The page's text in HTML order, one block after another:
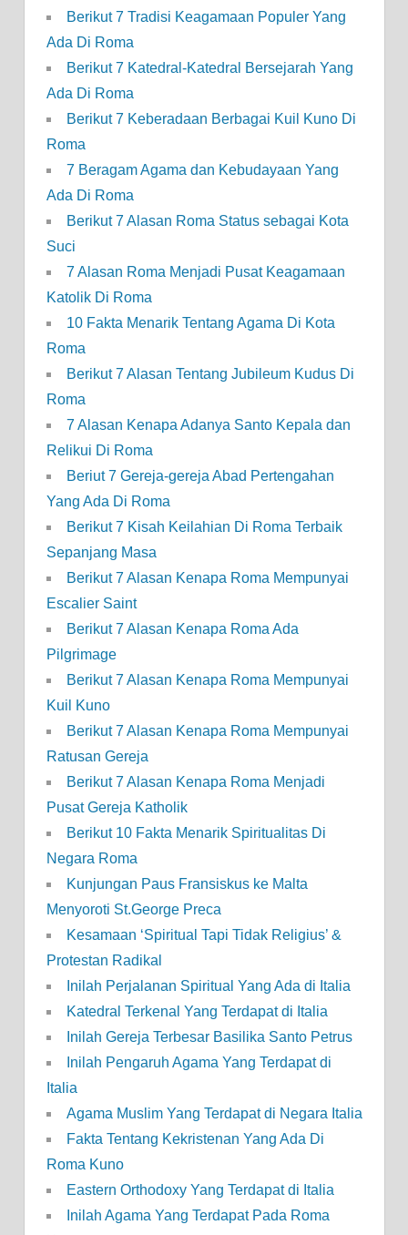
Berikut 7 Tradisi Keagamaan Populer Yang
Ada Di Roma
Berikut 7 Katedral-Katedral Bersejarah Yang
Ada Di Roma
Berikut 7 Keberadaan Berbagai Kuil Kuno Di
Roma
7 Beragam Agama dan Kebudayaan Yang
Ada Di Roma
Berikut 7 Alasan Roma Status sebagai Kota
Suci
7 Alasan Roma Menjadi Pusat Keagamaan
Katolik Di Roma
10 Fakta Menarik Tentang Agama Di Kota
Roma
Berikut 7 Alasan Tentang Jubileum Kudus Di
Roma
7 Alasan Kenapa Adanya Santo Kepala dan
Relikui Di Roma
Beriut 7 Gereja-gereja Abad Pertengahan
Yang Ada Di Roma
Berikut 7 Kisah Keilahian Di Roma Terbaik
Sepanjang Masa
Berikut 7 Alasan Kenapa Roma Mempunyai
Escalier Saint
Berikut 7 Alasan Kenapa Roma Ada
Pilgrimage
Berikut 7 Alasan Kenapa Roma Mempunyai
Kuil Kuno
Berikut 7 Alasan Kenapa Roma Mempunyai
Ratusan Gereja
Berikut 7 Alasan Kenapa Roma Menjadi
Pusat Gereja Katholik
Berikut 10 Fakta Menarik Spiritualitas Di
Negara Roma
Kunjungan Paus Fransiskus ke Malta
Menyoroti St.George Preca
Kesamaan ‘Spiritual Tapi Tidak Religius’ &
Protestan Radikal
Inilah Perjalanan Spiritual Yang Ada di Italia
Katedral Terkenal Yang Terdapat di Italia
Inilah Gereja Terbesar Basilika Santo Petrus
Inilah Pengaruh Agama Yang Terdapat di
Italia
Agama Muslim Yang Terdapat di Negara Italia
Fakta Tentang Kekristenan Yang Ada Di
Roma Kuno
Eastern Orthodoxy Yang Terdapat di Italia
Inilah Agama Yang Terdapat Pada Roma